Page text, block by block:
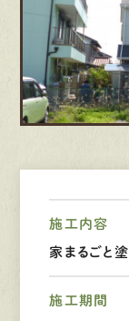
有資格者 が
施工内容
家まるごと
施工期間